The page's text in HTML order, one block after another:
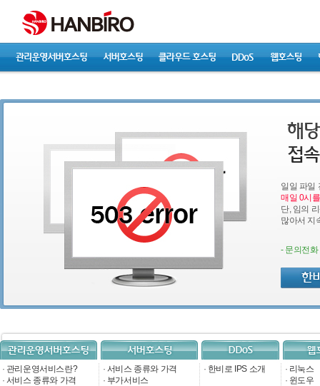
일일 파일
매일 0시
단, 임의
많아서 지
- 문의전
· 관리운영서비스란?
· 서비스 종류와 가격
· 서비스 종류와 가격
· 부가서비스
· 한비로 IPS 소개 · 리눅스
· 윈도우